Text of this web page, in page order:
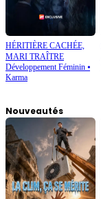
HÉRITIÈRE CACHÉE,
MARI TRAÎTRE
Développement Féminin ⦁
Karma
Nouveautés